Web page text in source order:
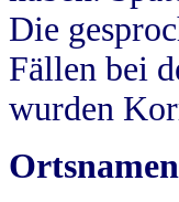
Die
Fällen bei
wurden
Ortsnamen